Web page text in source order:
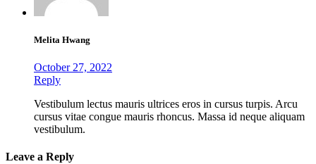
Melita Hwang
October 27, 2022
Reply
Vestibulum lectus mauris ultrices eros in cursus turpis. Arcu
cursus vitae congue mauris rhoncus. Massa id neque aliquam
vestibulum.
Leave a Reply